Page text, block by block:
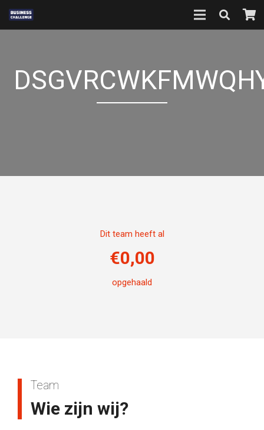
Dit team heeft al
€0,00
opgehaald
Team
Wie zijn wij?